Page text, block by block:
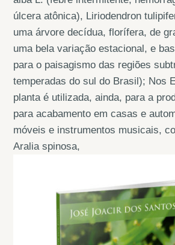
úlcera atônica), Liriodendron
uma árvore decídua, florífera, de
uma bela variação estacional, e
para o paisagismo das regiões
temperadas do sul do Brasil); Nos
planta é utilizada, ainda, para a
para acabamento em casas e
móveis e instrumentos musicais,
Aralia spinosa,